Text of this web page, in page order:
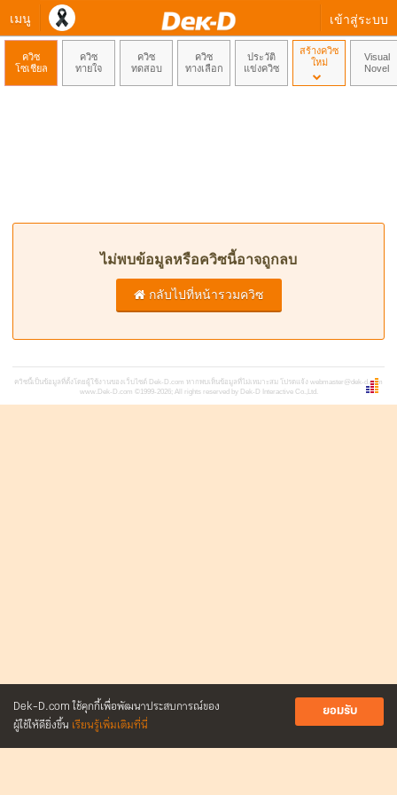
เมนู เข้าสู่ระบบ
Dek-D.com ใช้คุกกี้เพื่อพัฒนาประสบการณ์ของ
ผู้ใช้ให้ดียิ่งขึ้น เรียนรู้เพิ่มเติมที่นี่
ยอมรับ
ควิซ
โซเชียล
ควิซ
ทายใจ
ควิซ
ทดสอบ
ควิซ
ทางเลือก
ประวัติ
แข่งควิซ
สร้างควิซ
ใหม่
Visual
Novel
ไม่พบข้อมูลหรือควิซนี้อาจถูกลบ
กลับไปที่หน้ารวมควิซ
ควิซนี้เป็นข้อมูลที่ตั้งโดยผู้ใช้งานของเว็บไซต์ Dek-D.com หากพบเห็นข้อมูลที่ไม่เหมาะสม โปรดแจ้ง webmaster@dek-d.com
www.Dek-D.com ©1999-2026; All rights reserved by Dek-D Interactive Co.,Ltd.